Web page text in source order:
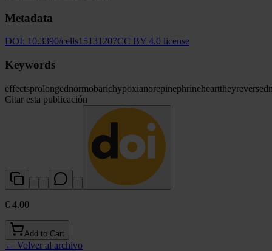
Metadata
DOI: 10.3390/cells15131207CC BY 4.0 license
Keywords
effectsprolongednormobarichypoxianorepinephrinehearttheyreversed
Citar esta publicación
€ 4.00
Add to Cart
← Volver al archivo